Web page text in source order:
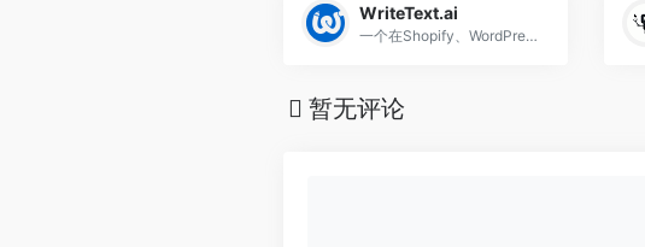
WriteText.ai
一个在Shopify、WordPress等SaaS平台上创建产品文本的自动化工具
暂无评论